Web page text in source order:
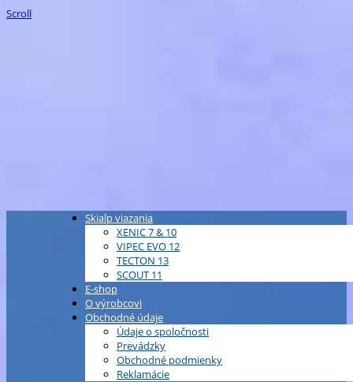
Scroll
Skialp viazania
XENIC 7 & 10
VIPEC EVO 12
TECTON 13
SCOUT 11
E-shop
O výrobcovi
Obchodné údaje
Údaje o spoločnosti
Prevádzky
Obchodné podmienky
Reklamácie